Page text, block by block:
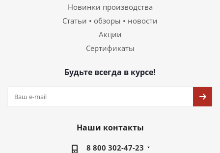
Новинки производства
Статьи • обзоры • новости
Акции
Сертификаты
Будьте всегда в курсе!
Наши контакты
8 800 302-47-23